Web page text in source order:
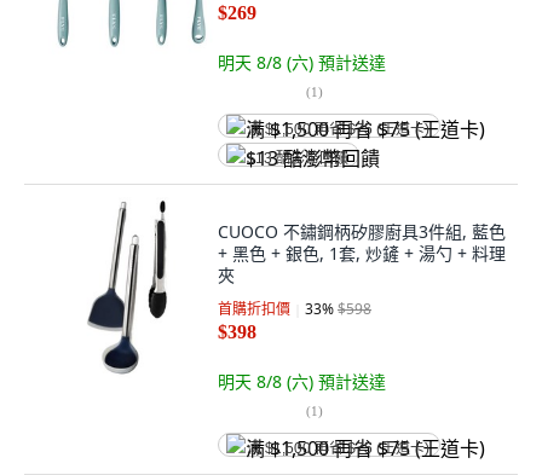
$269
明天 8/8 (六) 預計送達
(1)
满 $1,500 再省 $75 (王道卡)
$13 酷澎幣回饋
CUOCO 不鏽鋼柄矽膠廚具3件組, 藍色
+ 黑色 + 銀色, 1套, 炒鏟 + 湯勺 + 料理
夾
首購折扣價 33%$598
$398
明天 8/8 (六) 預計送達
(1)
满 $1,500 再省 $75 (王道卡)